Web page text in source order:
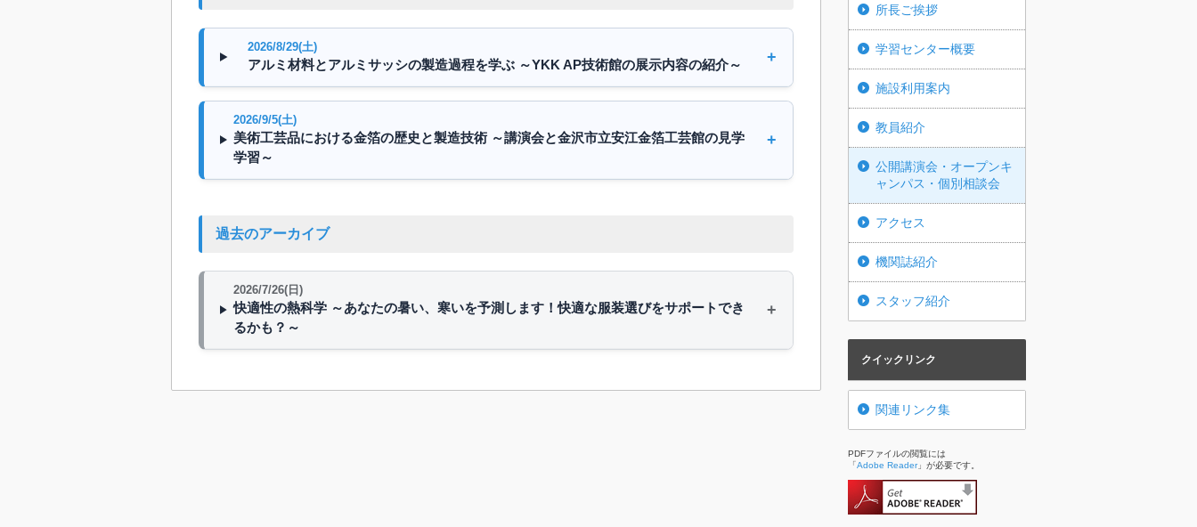
2026/8/29(土)
アルミ材料とアルミサッシの製造過程を学ぶ ～YKK AP技術館の展示内容の紹介～
2026/9/5(土)
美術工芸品における金箔の歴史と製造技術 ～講演会と金沢市立安江金箔工芸館の見学
学習～
過去のアーカイブ
2026/7/26(日)
快適性の熱科学 ～あなたの暑い、寒いを予測します！快適な服装選びをサポートでき
るかも？～
所長ご挨拶
学習センター概要
施設利用案内
教員紹介
公開講演会・オープンキ
ャンパス・個別相談会
アクセス
機関誌紹介
スタッフ紹介
クイックリンク
関連リンク集
PDFファイルの閲覧には
「Adobe Reader」が必要です。